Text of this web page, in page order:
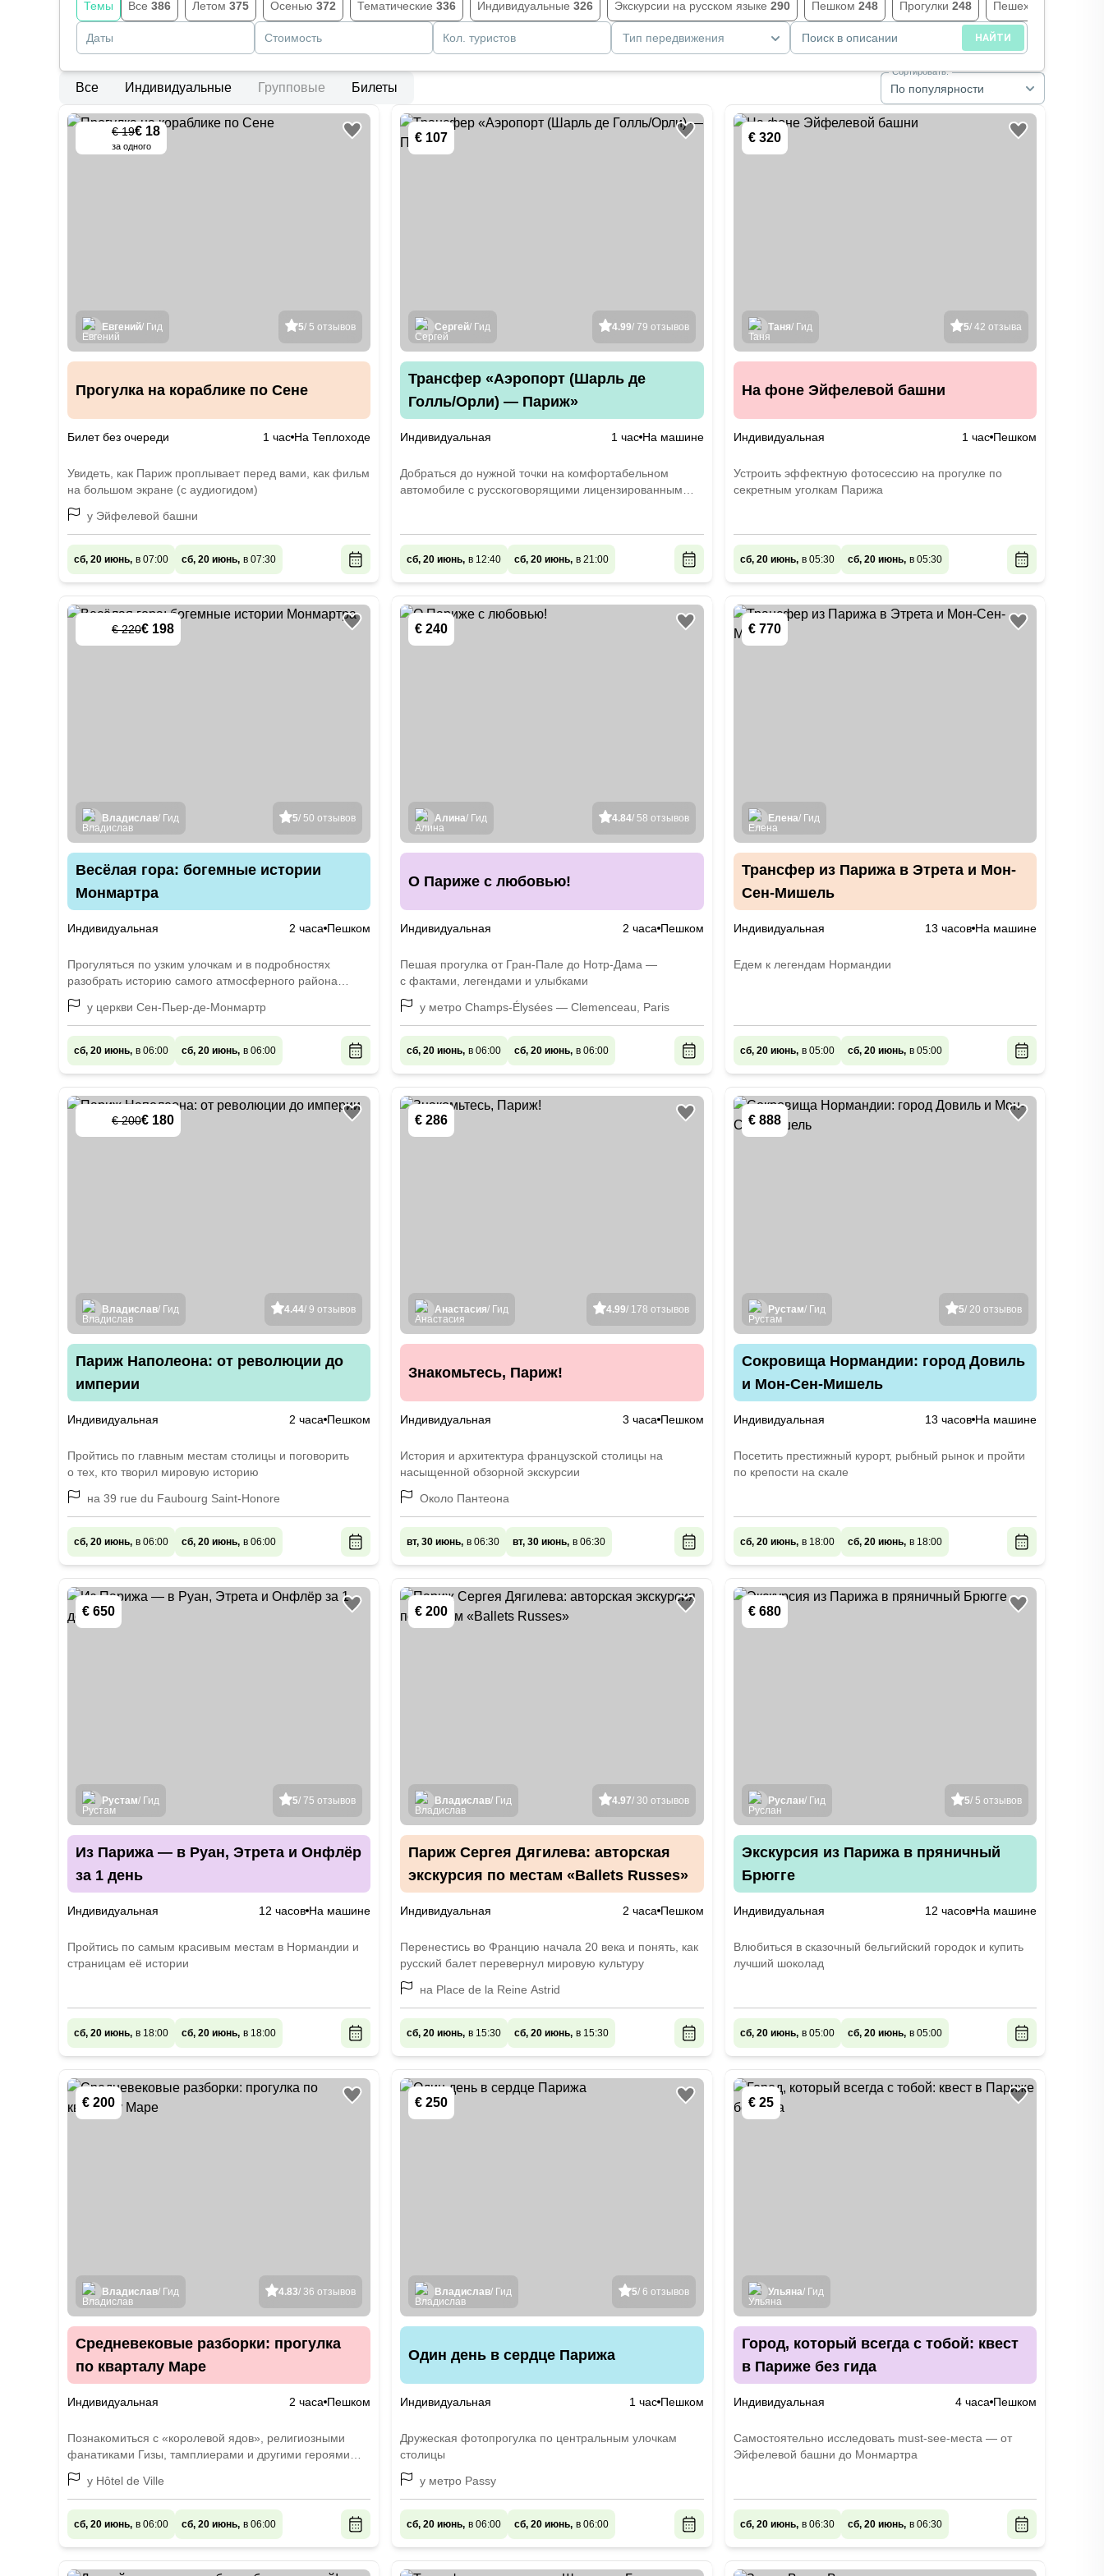
Темы Все 386 Летом 375 Осенью 372 Тематические 336 Индивидуальные 326 Экскурсии на русском языке 290 Пешком 248 Прогулки 248 Пешеходные
Даты Стоимость Кол. туристов Тип передвижения Поиск в описании НАЙТИ
Все Индивидуальные Групповые Билеты По популярности
Сортировать:
€ 19€ 18
за одного
5/ 5 отзывов
Евгений/ Гид
Прогулка на кораблике по Сене
Билет без очереди 1 час На Теплоходе
Увидеть, как Париж проплывает перед вами, как фильм
на большом экране (с аудиогидом)
у Эйфелевой башни
сб, 20 июнь, в 07:00 сб, 20 июнь, в 07:30
€ 107
4.99/ 79 отзывов
Сергей/ Гид
Трансфер «Аэропорт (Шарль де
Голль/Орли) — Париж»
Индивидуальная 1 час На машине
Добраться до нужной точки на комфортабельном
автомобиле с русскоговорящими лицензированным
сб, 20 июнь, в 12:40 сб, 20 июнь, в 21:00
€ 320
5/ 42 отзыва
Таня/ Гид
На фоне Эйфелевой башни
Индивидуальная 1 час Пешком
Устроить эффектную фотосессию на прогулке по
секретным уголкам Парижа
сб, 20 июнь, в 05:30 сб, 20 июнь, в 05:30
€ 220€ 198
5/ 50 отзывов
Владислав/ Гид
Весёлая гора: богемные истории
Монмартра
Индивидуальная 2 часа Пешком
Прогуляться по узким улочкам и в подробностях
разобрать историю самого атмосферного района
Парижа
у церкви Сен-Пьер-де-Монмартр
сб, 20 июнь, в 06:00 сб, 20 июнь, в 06:00
€ 240
4.84/ 58 отзывов
Алина/ Гид
О Париже с любовью!
Индивидуальная 2 часа Пешком
Пешая прогулка от Гран-Пале до Нотр-Дама —
с фактами, легендами и улыбками
у метро Champs-Élysées — Clemenceau, Paris
сб, 20 июнь, в 06:00 сб, 20 июнь, в 06:00
€ 770
Елена/ Гид
Трансфер из Парижа в Этрета и Мон-
Сен-Мишель
Индивидуальная 13 часов На машине
Едем к легендам Нормандии
сб, 20 июнь, в 05:00 сб, 20 июнь, в 05:00
€ 200€ 180
4.44/ 9 отзывов
Владислав/ Гид
Париж Наполеона: от революции до
империи
Индивидуальная 2 часа Пешком
Пройтись по главным местам столицы и поговорить
о тех, кто творил мировую историю
на 39 rue du Faubourg Saint-Honore
сб, 20 июнь, в 06:00 сб, 20 июнь, в 06:00
€ 286
4.99/ 178 отзывов
Анастасия/ Гид
Знакомьтесь, Париж!
Индивидуальная 3 часа Пешком
История и архитектура французской столицы на
насыщенной обзорной экскурсии
Около Пантеона
вт, 30 июнь, в 06:30 вт, 30 июнь, в 06:30
€ 888
5/ 20 отзывов
Рустам/ Гид
Сокровища Нормандии: город Довиль
и Мон-Сен-Мишель
Индивидуальная 13 часов На машине
Посетить престижный курорт, рыбный рынок и пройти
по крепости на скале
сб, 20 июнь, в 18:00 сб, 20 июнь, в 18:00
€ 650
5/ 75 отзывов
Рустам/ Гид
Из Парижа — в Руан, Этрета и Онфлёр
за 1 день
Индивидуальная 12 часов На машине
Пройтись по самым красивым местам в Нормандии и
страницам её истории
сб, 20 июнь, в 18:00 сб, 20 июнь, в 18:00
€ 200
4.97/ 30 отзывов
Владислав/ Гид
Париж Сергея Дягилева: авторская
экскурсия по местам «Ballets Russes»
Индивидуальная 2 часа Пешком
Перенестись во Францию начала 20 века и понять, как
русский балет перевернул мировую культуру
на Place de la Reine Astrid
сб, 20 июнь, в 15:30 сб, 20 июнь, в 15:30
€ 680
5/ 5 отзывов
Руслан/ Гид
Экскурсия из Парижа в пряничный
Брюгге
Индивидуальная 12 часов На машине
Влюбиться в сказочный бельгийский городок и купить
лучший шоколад
сб, 20 июнь, в 05:00 сб, 20 июнь, в 05:00
€ 200
4.83/ 36 отзывов
Владислав/ Гид
Средневековые разборки: прогулка
по кварталу Маре
Индивидуальная 2 часа Пешком
Познакомиться с «королевой ядов», религиозными
фанатиками Гизы, тамплиерами и другими героями
эпохи
у Hôtel de Ville
сб, 20 июнь, в 06:00 сб, 20 июнь, в 06:00
€ 250
5/ 6 отзывов
Владислав/ Гид
Один день в сердце Парижа
Индивидуальная 1 час Пешком
Дружеская фотопрогулка по центральным улочкам
столицы
у метро Passy
сб, 20 июнь, в 06:00 сб, 20 июнь, в 06:00
€ 25
Ульяна/ Гид
Город, который всегда с тобой: квест
в Париже без гида
Индивидуальная 4 часа Пешком
Самостоятельно исследовать must-see-места — от
Эйфелевой башни до Монмартра
сб, 20 июнь, в 06:30 сб, 20 июнь, в 06:30